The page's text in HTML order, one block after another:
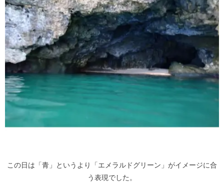
この日は「青」というより「エメラルドグリーン」がイメージに合
う表現でした。